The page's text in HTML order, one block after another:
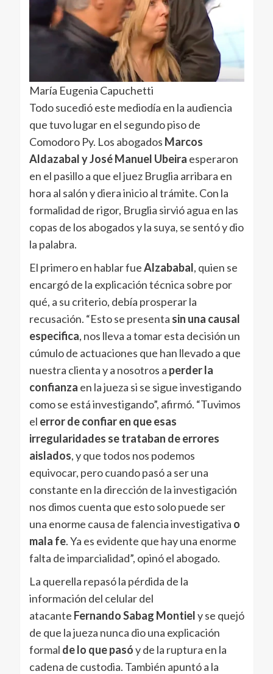
María Eugenia Capuchetti
Todo sucedió este mediodía en la audiencia
que tuvo lugar en el segundo piso de
Comodoro Py. Los abogados Marcos
Aldazabal y José Manuel Ubeira esperaron
en el pasillo a que el juez Bruglia arribara en
hora al salón y diera inicio al trámite. Con la
formalidad de rigor, Bruglia sirvió agua en las
copas de los abogados y la suya, se sentó y dio
la palabra.
El primero en hablar fueAlzababal, quien se
encargó de la explicación técnica sobre por
qué, a su criterio, debía prosperar la
recusación. “Esto se presenta sin una causal
especifica, nos lleva a tomar esta decisión un
cúmulo de actuaciones que han llevado a que
nuestra clienta y a nosotros a perder la
confianza en la jueza si se sigue investigando
como se está investigando”, afirmó. “Tuvimos
el error de confiar en que esas
irregularidades se trataban de errores
aislados, y que todos nos podemos
equivocar, pero cuando pasó a ser una
constante en la dirección de la investigación
nos dimos cuenta que esto solo puede ser
una enorme causa de falencia investigativa o
mala fe. Ya es evidente que hay una enorme
falta de imparcialidad”, opinó el abogado.
La querella repasó la pérdida de la
información del celular del
atacante Fernando Sabag Montiely se quejó
de que la jueza nunca dio una explicación
formal de lo que pasóy de la ruptura en la
cadena de custodia. También apuntó a la